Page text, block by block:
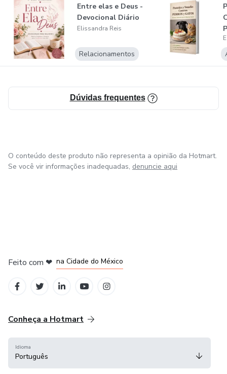
Entre elas e Deus -
Devocional Diário
Elissandra Reis
Relacionamentos
Dúvidas frequentes
O conteúdo deste produto não representa a opinião da Hotmart.
Se você vir informações inadequadas, denuncie aqui
Feito com ❤ na Cidade do México
Conheça a Hotmart
Idioma
Português